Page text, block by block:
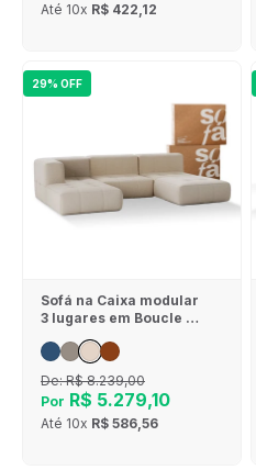
Até 10x R$ 422,12
29% OFF
Sofá na Caixa modular
3 lugares em Boucle - 1
Braço com 2 Chaises -
Linho
De:R$ 8.239,00
Por R$ 5.279,10
Até 10x R$ 586,56